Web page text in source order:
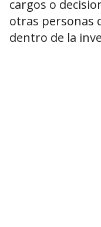
cargos o
otras personas
dentro de la